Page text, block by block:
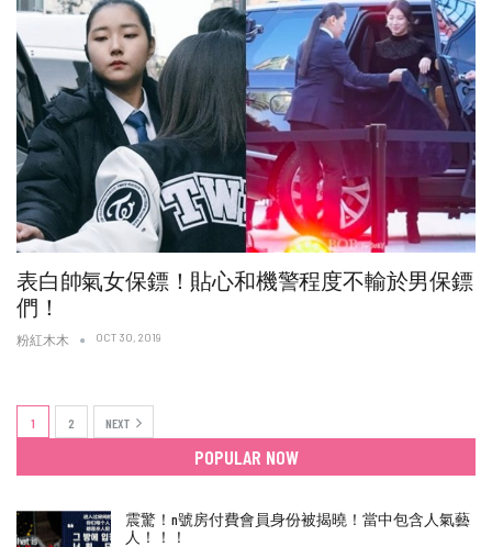
表白帥氣女保鏢！貼心和機警程度不輸於男保鏢
們！
粉紅木木 OCT 30, 2019
1 2 NEXT
POPULAR NOW
震驚！n號房付費會員身份被揭曉！當中包含人氣藝
人！！！